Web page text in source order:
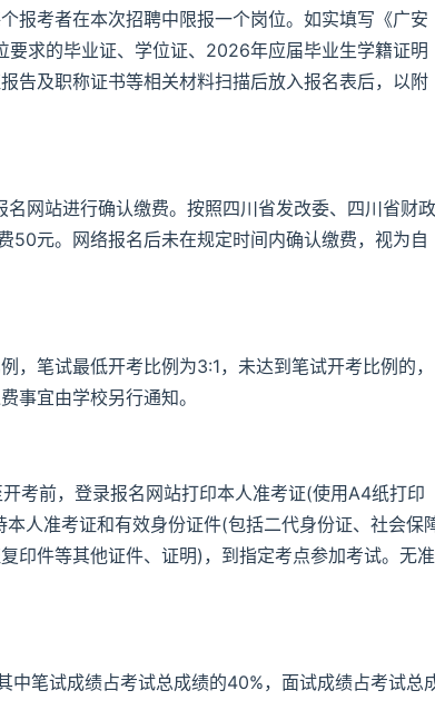
报考者在本次招聘中限报一个岗位。如实填写《广安
求的毕业证、学位证、2026年应届毕业生学籍证明
告及职称证书等相关材料扫描后放入报名表后，以附
网站进行确认缴费。按照四川省发改委、四川省财政
元。网络报名后未在规定时间内确认缴费，视为自
笔试最低开考比例为3:1，未达到笔试开考比例的，
事宜由学校另行通知。
考前，登录报名网站打印本人准考证(使用A4纸打印
人准考证和有效身份证件(包括二代身份证、社会保
印件等其他证件、证明)，到指定考点参加考试。无准
笔试成绩占考试总成绩的40%，面试成绩占考试总